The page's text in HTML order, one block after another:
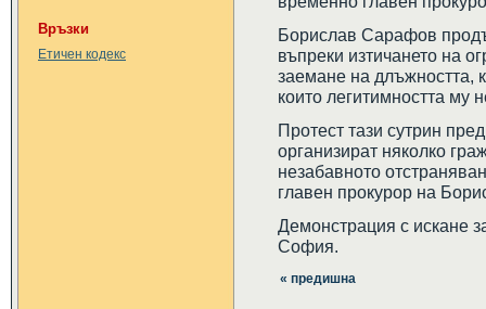
Връзки
Етичен кодекс
Борислав Сарафов
въпреки изтичането на
заемане на длъжността,
които легитимността му
Протест тази сутрин
организират няколко
незабавното
главен прокурор на
Демонстрация с искане
София.
« предишна